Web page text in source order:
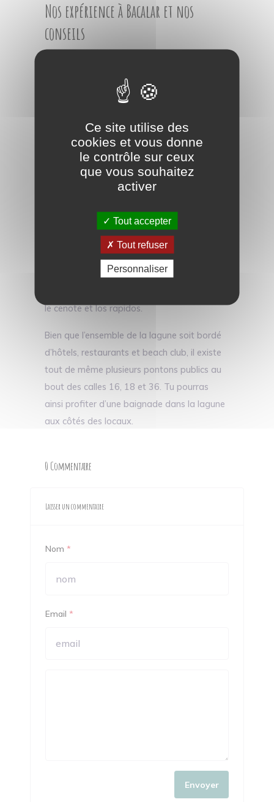
Nos expérience à Bacalar et nos
conseils
touristique et avec la magie de la lagune. Il
avec son eau douce, transparente et
chaude. Le petit centre-ville (aux alentours
du parque principal à l’angle calle 5 et 20)
offre différents choix de restaurants le soir
marquesitas.
N’oublies pas que les bateaux ne naviguent
pas sur la lagune le Mercredi. Il est
également bon de noter que la crème solaire
le cenote et los rapidos.
Bien que l’ensemble de la lagune soit bordé
d’hôtels, restaurants et beach club, il existe
tout de même plusieurs pontons publics au
bout des calles 16, 18 et 36. Tu pourras
ainsi profiter d’une baignade dans la lagune
aux côtés des locaux.
0 Commentaire
Laisser un commentaire
Nom *
Email *
Envoyer
Ce site utilise des
cookies et vous donne
le contrôle sur ceux
que vous souhaitez
activer
Tout accepter
Tout refuser
Personnaliser